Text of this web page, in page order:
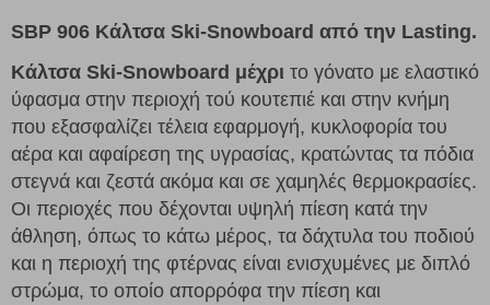
SBP 906 Κάλτσα Ski-Snowboard από την Lasting.
Κάλτσα Ski-Snowboard μέχρι το γόνατο με ελαστικό
ύφασμα στην περιοχή τού κουτεπιέ και στην κνήμη
που εξασφαλίζει τέλεια εφαρμογή, κυκλοφορία του
αέρα και αφαίρεση της υγρασίας, κρατώντας τα πόδια
στεγνά και ζεστά ακόμα και σε χαμηλές θερμοκρασίες.
Οι περιοχές που δέχονται υψηλή πίεση κατά την
άθληση, όπως το κάτω μέρος, τα δάχτυλα του ποδιού
και η περιοχή της φτέρνας είναι ενισχυμένες με διπλό
στρώμα, το οποίο απορρόφα την πίεση και